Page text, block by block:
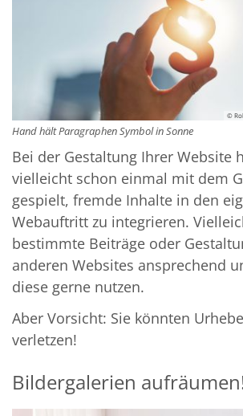
©
Hand hält Paragraphen Symbol in Sonne
Bei der Gestaltung Ihrer Website
vielleicht schon einmal mit dem
gespielt, fremde Inhalte in den
Webauftritt zu integrieren.
bestimmte Beiträge oder
anderen Websites ansprechend
diese gerne nutzen.
Aber Vorsicht: Sie könnten
verletzen!
Bildergalerien